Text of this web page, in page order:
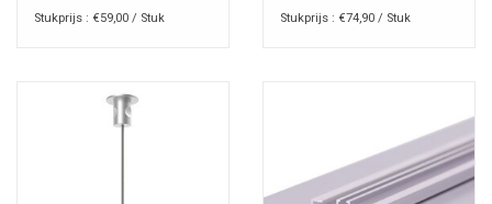
Stukprijs : €59,00 / Stuk Stukprijs : €74,90 / Stuk